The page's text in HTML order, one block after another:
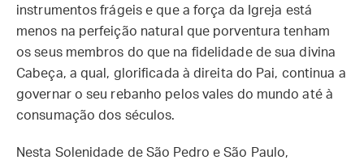
instrumentos frágeis e que a força da Igreja está
menos na perfeição natural que porventura tenham
os seus membros do que na fidelidade de sua divina
Cabeça, a qual, glorificada à direita do Pai, continua a
governar o seu rebanho pelos vales do mundo até à
consumação dos séculos.
Nesta Solenidade de São Pedro e São Paulo,